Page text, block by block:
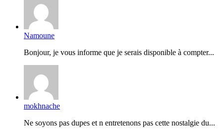
Namoune
Bonjour, je vous informe que je serais disponible à compter...
mokhnache
Ne soyons pas dupes et n entretenons pas cette nostalgie du...